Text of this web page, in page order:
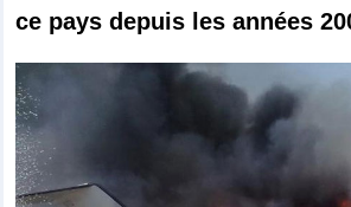
ce pays depuis les années